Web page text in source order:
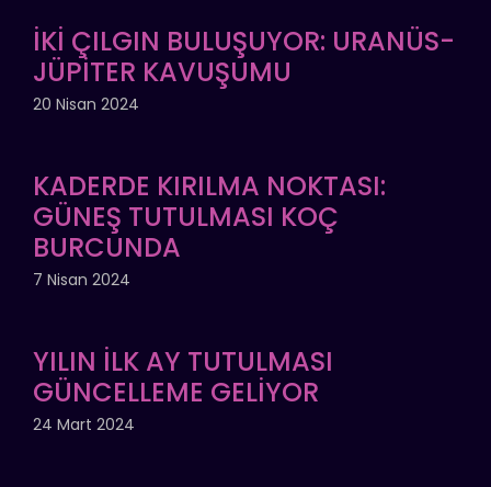
İKİ ÇILGIN BULUŞUYOR: URANÜS-
JÜPİTER KAVUŞUMU
20 Nisan 2024
KADERDE KIRILMA NOKTASI:
GÜNEŞ TUTULMASI KOÇ
BURCUNDA
7 Nisan 2024
YILIN İLK AY TUTULMASI
GÜNCELLEME GELİYOR
24 Mart 2024